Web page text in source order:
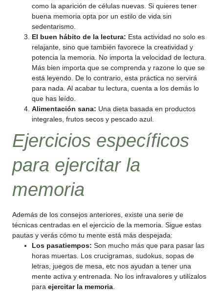
como la aparición de células nuevas. Si quieres tener
buena memoria opta por un estilo de vida sin
sedentarismo.
El buen hábito de la lectura: Esta actividad no solo es
relajante, sino que también favorece la creatividad y
potencia la memoria. No importa la velocidad de lectura.
Más bien importa que se comprenda y razone lo que se
está leyendo. De lo contrario, esta práctica no servirá
para nada. Al acabar tu lectura, cuenta a los demás lo
que has leído.
Alimentación sana: Una dieta basada en productos
integrales, frutos secos y pescado azul.
Ejercicios específicos
para ejercitar la
memoria
Además de los consejos anteriores, existe una serie de
técnicas centradas en el ejercicio de la memoria. Sigue estas
pautas y verás cómo tu mente está más despejada:
Los pasatiempos: Son mucho más que para pasar las
horas muertas. Los crucigramas, sudokus, sopas de
letras, juegos de mesa, etc nos ayudan a tener una
mente activa y entrenada. No los infravalores y utilízalos
para ejercitar la memoria